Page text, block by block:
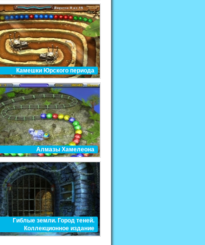
Камешки Юрского периода
Алмазы Хамелеона
Гиблые земли. Город теней.
Коллекционное издание